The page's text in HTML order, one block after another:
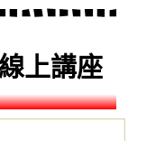
上講座